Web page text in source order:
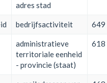
adres stad
bedrijfsactiviteit 649
administratieve
territoriale eenheid
- provincie (staat)
618